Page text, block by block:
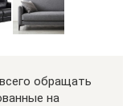
обращать
на